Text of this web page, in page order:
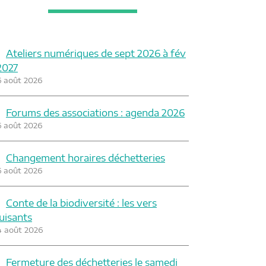
Ateliers numériques de sept 2026 à fév
août 2026
Forums des associations : agenda 2026
août 2026
Changement horaires déchetteries
août 2026
Conte de la biodiversité : les vers
luisants
août 2026
Fermeture des déchetteries le samedi